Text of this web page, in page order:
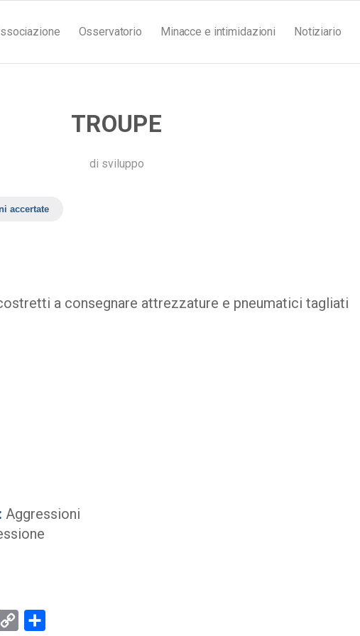
Osservatorio Minacce e intimidazioni Notiziario
TROUPE
di sviluppo
accertate
a consegnare attrezzature e pneumatici tagliati
Aggressioni
Copy